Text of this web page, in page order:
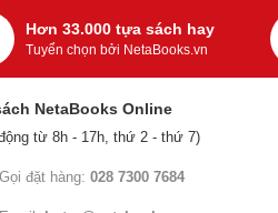
Hơn 33.000 tựa sách hay
Tuyển chọn bởi NetaBooks.vn
NetaBooks Online
từ 8h - 17h, thứ 2 - thứ 7)
Gọi đặt hàng: 028 7300 7684